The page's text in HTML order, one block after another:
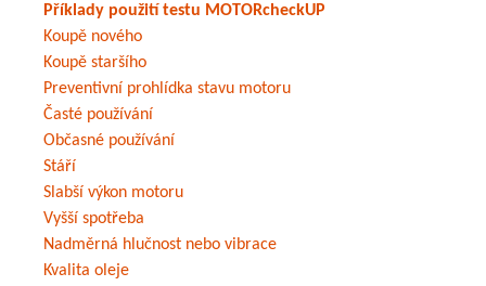
Příklady použití testu MOTORcheckUP
Koupě nového
Koupě staršího
Preventivní prohlídka stavu motoru
Časté používání
Občasné používání
Stáří
Slabší výkon motoru
Vyšší spotřeba
Nadměrná hlučnost nebo vibrace
Kvalita oleje